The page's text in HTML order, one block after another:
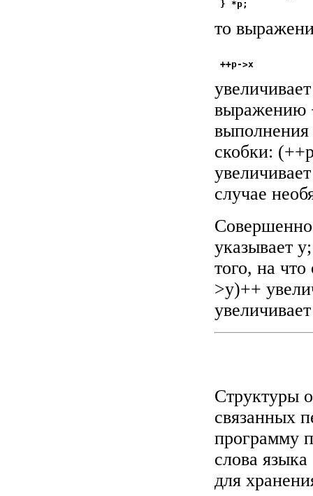
то
выражению
выполнения
скобки:
случае
Совершенно
указывает
того, на
>y)++
Структуры
связанных
программу
слова
для